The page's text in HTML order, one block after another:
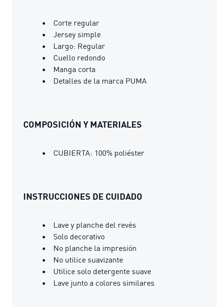
Corte regular
Jersey simple
Largo: Regular
Cuello redondo
Manga corta
Detalles de la marca PUMA
COMPOSICIÓN Y MATERIALES
CUBIERTA: 100% poliéster
INSTRUCCIONES DE CUIDADO
Lave y planche del revés
Solo decorativo
No planche la impresión
No utilice suavizante
Utilice solo detergente suave
Lave junto a colores similares